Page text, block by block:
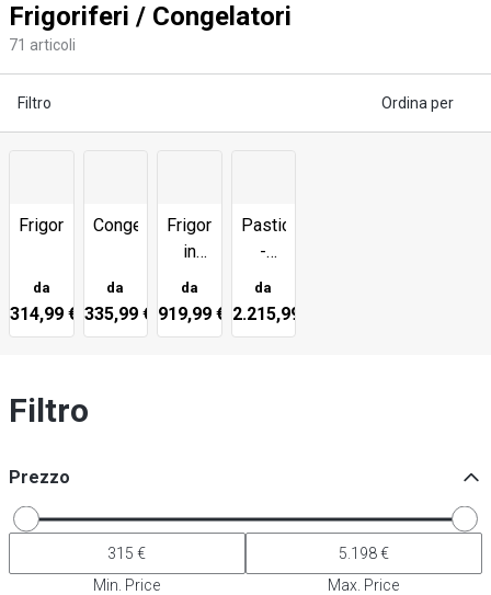
Frigoriferi / Congelatori
71 articoli
Filtro Ordina per
Frigoriferi
da
314,99 €
Congelatori
da
335,99 €
Frigoriferi/congelatori
in
vetro
da
919,99 €
Pasticceria
-
Frigoriferi
/
Congelatori
da
2.215,99 €
Filtro
Prezzo
Min. Price Max. Price